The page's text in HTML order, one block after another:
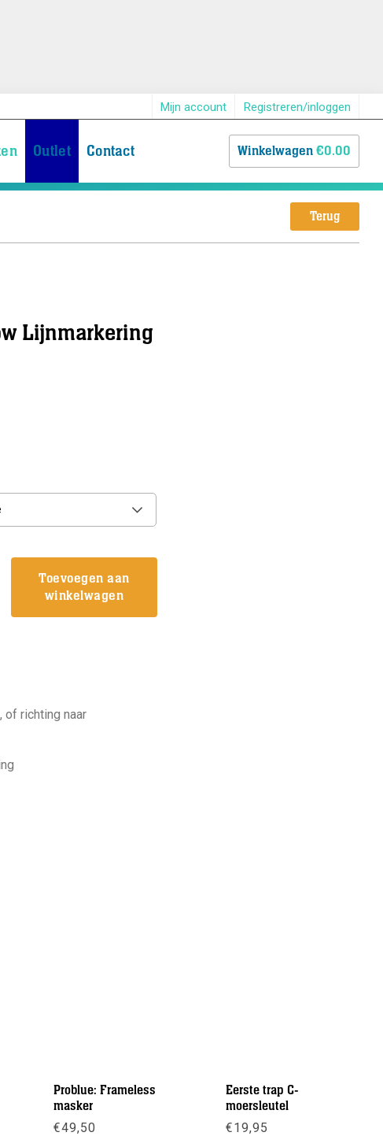
Mijn account Registreren/inloggen
Outlet Contact Winkelwagen€0.00
Terug
Lijnmarkering
Toevoegen aan
winkelwagen
of richting naar
Problue: Frameless
masker
€49,50
Eerste trap C-
moersleutel
€19,95